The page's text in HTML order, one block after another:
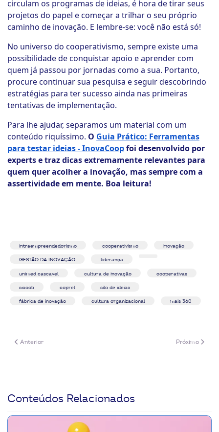
circulam os programas de ideias, é hora de tirar seus
projetos do papel e começar a trilhar o seu próprio
caminho de inovação. E lembre-se: você não está só!
No universo do cooperativismo, sempre existe uma
possibilidade de conquistar apoio e aprender com
quem já passou por jornadas como a sua. Portanto,
procure continuar sua pesquisa e seguir descobrindo
estratégias para ter sucesso ainda nas primeiras
tentativas de implementação.
Para lhe ajudar, separamos um material com um
conteúdo riquíssimo. O Guia Prático: Ferramentas
para testar ideias - InovaCoopfoi desenvolvido por
experts e traz dicas extremamente relevantes para
quem quer acolher a inovação, mas sempre com a
assertividade em mente. Boa leitura!
intraempreendedorismo cooperativismo inovação
GESTÃO DA INOVAÇÃO liderança
unimed cascavel cultura de inovação cooperativas
sicoob coprel silo de ideias
fábrica de inovação cultura organizacional mais 360
Artigo anterior: Inovação e produtividade: o match perfeito
Anterior Próximo
Próximo
Conteúdos Relacionados